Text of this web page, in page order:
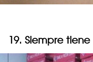
19. Siempre